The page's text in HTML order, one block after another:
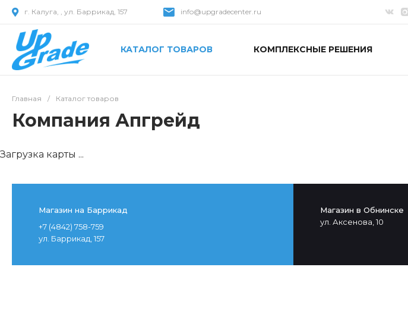
г. Калуга, , ул. Баррикад, 157 info@upgradecenter.ru
КАТАЛОГ ТОВАРОВ КОМПЛЕКСНЫЕ РЕШЕНИЯ
Главная / Каталог товаров
Компания Апгрейд
Магазин на Баррикад
+7 (4842) 758-759
ул. Баррикад, 157
Магазин в Обнинске
ул. Аксенова, 10
Загрузка карты ...